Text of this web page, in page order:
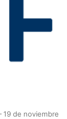
19 de noviembre